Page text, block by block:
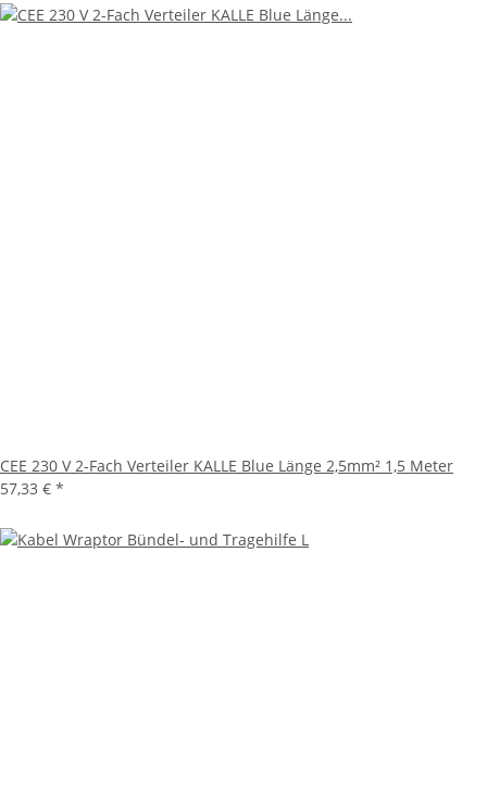
CEE 230 V 2-Fach Verteiler KALLE Blue Länge 2,5mm² 1,5 Meter
57,33 € *